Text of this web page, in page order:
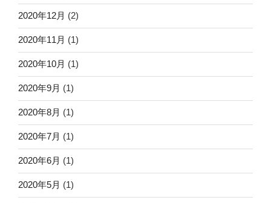
2020年12月 (2)
2020年11月 (1)
2020年10月 (1)
2020年9月 (1)
2020年8月 (1)
2020年7月 (1)
2020年6月 (1)
2020年5月 (1)